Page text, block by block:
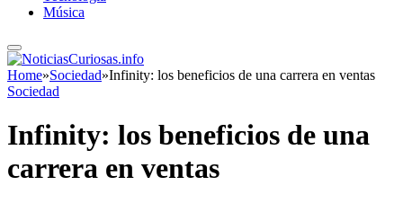
Música
Home»Sociedad»Infinity: los beneficios de una carrera en ventas
Sociedad
Infinity: los beneficios de una
carrera en ventas